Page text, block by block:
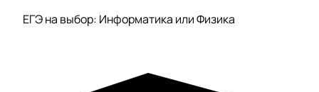
ЕГЭ на выбор: Информатика или Физика